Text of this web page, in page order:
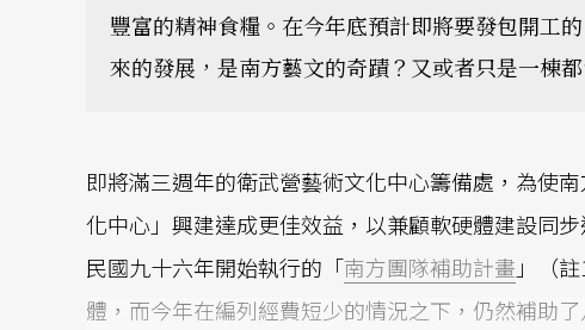
豐富的精神食糧。在今年底預計即將要發包開工
來的發展，是南方藝文的奇蹟？又或者只是一棟
即將滿三週年的衛武營藝術文化中心籌備處，為使
化中心」興建達成更佳效益，以兼顧軟硬體建設同
民國九十六年開始執行的「南方團隊補助計畫 」（
體，而今年在編列經費短少的情況之下，仍然補助